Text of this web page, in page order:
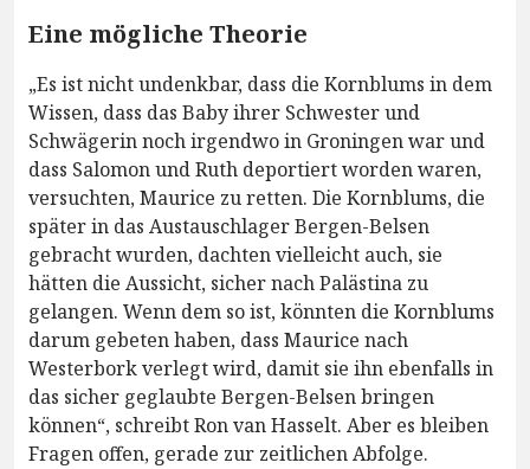
Eine mögliche Theorie
„Es ist nicht undenkbar, dass die Kornblums in dem
Wissen, dass das Baby ihrer Schwester und
Schwägerin noch irgendwo in Groningen war und
dass Salomon und Ruth deportiert worden waren,
versuchten, Maurice zu retten. Die Kornblums, die
später in das Austauschlager Bergen-Belsen
gebracht wurden, dachten vielleicht auch, sie
hätten die Aussicht, sicher nach Palästina zu
gelangen. Wenn dem so ist, könnten die Kornblums
darum gebeten haben, dass Maurice nach
Westerbork verlegt wird, damit sie ihn ebenfalls in
das sicher geglaubte Bergen-Belsen bringen
können“, schreibt Ron van Hasselt. Aber es bleiben
Fragen offen, gerade zur zeitlichen Abfolge.